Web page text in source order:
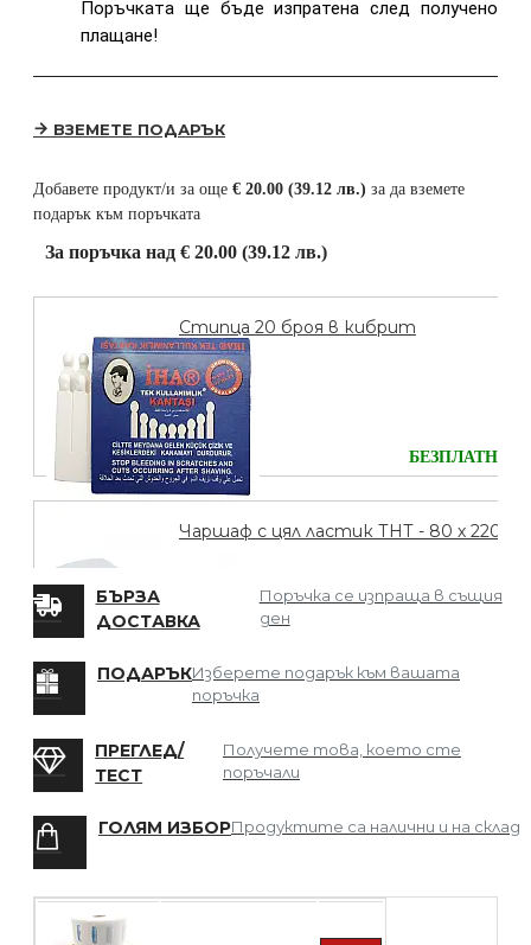
Поръчката ще бъде изпратена след получено
плащане!
ВЗЕМЕТЕ ПОДАРЪК
Добавете продукт/и за още € 20.00 (39.12 лв.) за да вземете
подарък към поръчката
За поръчка над € 20.00 (39.12 лв.)
Стипца 20 броя в кибрит
БЕЗПЛАТНО
Чаршаф с цял ластик ТНТ - 80 х 220
Четка за боядисване
БЪРЗА
ДОСТАВКА
Поръчка се изпраща в същия
ден
ПОДАРЪКИзберете подарък към вашата
поръчка
ПРЕГЛЕД/
ТЕСТ
Получете това, което сте
поръчали
ГОЛЯМ ИЗБОРПродуктите са налични и на склад